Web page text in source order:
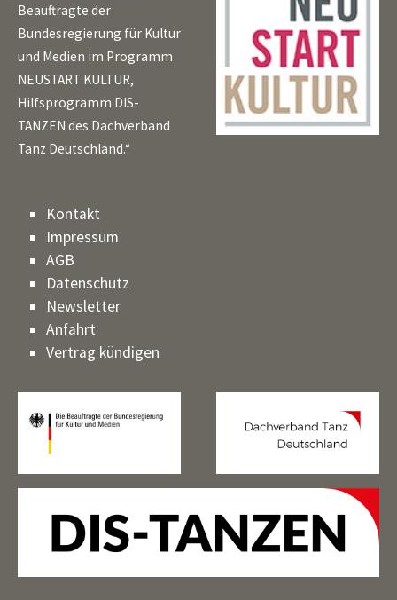
Beauftragte der
Bundesregierung für Kultur
und Medien im Programm
NEUSTART KULTUR,
Hilfsprogramm DIS-
TANZEN des Dachverband
Tanz Deutschland.“
Kontakt
Impressum
AGB
Datenschutz
Newsletter
Anfahrt
Vertrag kündigen